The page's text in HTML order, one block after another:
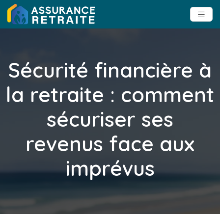
Sécurité financière à
la retraite : comment
sécuriser ses
revenus face aux
imprévus